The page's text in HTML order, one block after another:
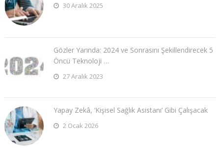
30 Aralık 2025
Gözler Yarında: 2024 ve Sonrasını Şekillendirecek 5
Öncü Teknoloji …
27 Aralık 2023
Yapay Zekâ, ‘Kişisel Sağlık Asistanı’ Gibi Çalışacak
2 Ocak 2026